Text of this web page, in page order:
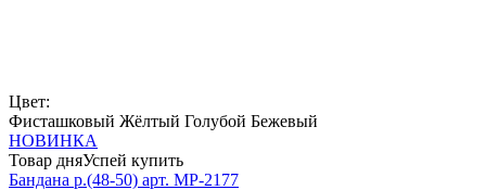
Цвет:
Фисташковый Жёлтый Голубой Бежевый
НОВИНКА
Товар дняУспей купить
Бандана р.(48-50) арт. MP-2177